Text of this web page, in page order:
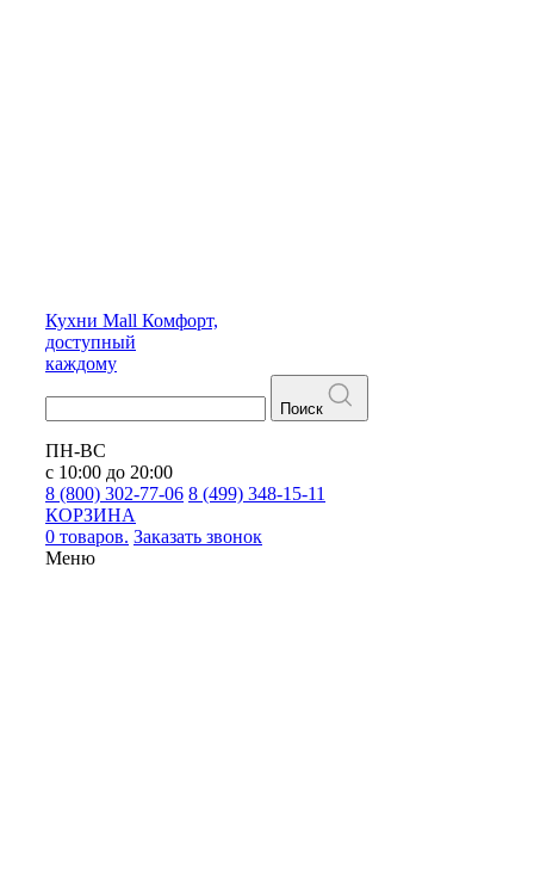
Кухни Mall Комфорт,
доступный
каждому
Поиск
ПН-ВС
с 10:00 до 20:00
8 (800) 302-77-06 8 (499) 348-15-11
КОРЗИНА
0 товаров. Заказать звонок
Меню